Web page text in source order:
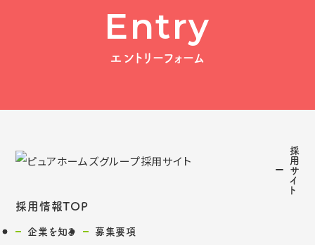
Entry
エントリーフォーム
採
用
サ
イ
ト
採用情報TOP
企業を知る
募集要項